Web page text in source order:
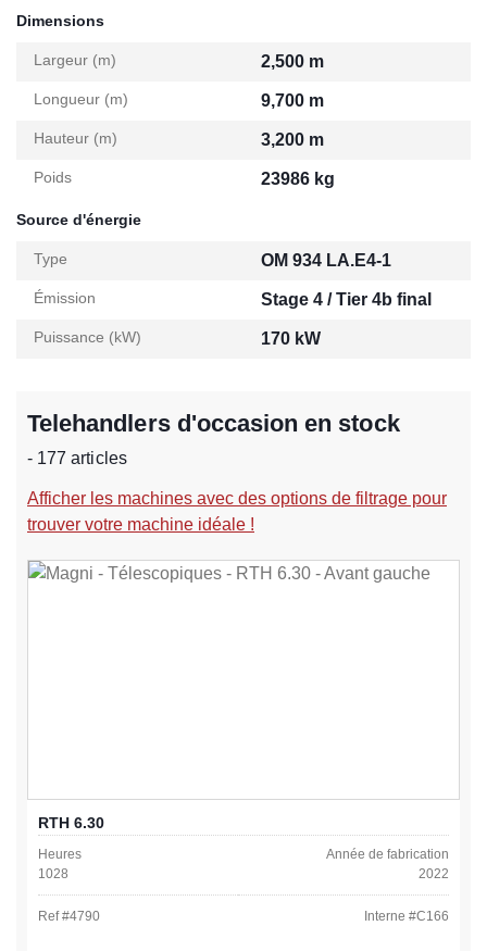
Dimensions
Largeur (m) 2,500 m
Longueur (m) 9,700 m
Hauteur (m) 3,200 m
Poids 23986 kg
Source d'énergie
Type OM 934 LA.E4-1
Émission Stage 4 / Tier 4b final
Puissance (kW) 170 kW
Telehandlers d'occasion en stock
- 177 articles
Afficher les machines avec des options de filtrage pour
trouver votre machine idéale !
RTH 6.30
Heures
1028
Année de fabrication
2022
Ref #4790 Interne #C166